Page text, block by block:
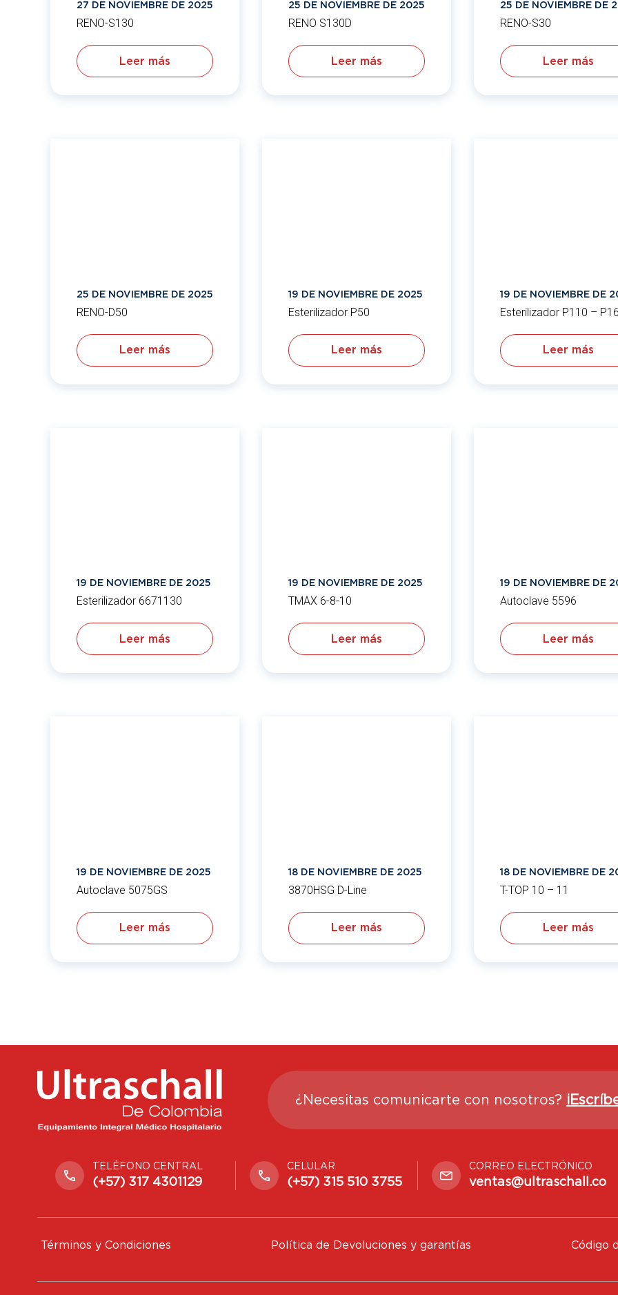
27 DE NOVIEMBRE DE 2025
RENO-S130
Leer más
25 DE NOVIEMBRE DE 2025
RENO S130D
Leer más
25 DE NOVIEMBRE DE
RENO-S30
Leer más
25 DE NOVIEMBRE DE 2025
RENO-D50
Leer más
19 DE NOVIEMBRE DE 2025
Esterilizador P50
Leer más
19 DE NOVIEMBRE DE
Esterilizador P110 –
Leer más
19 DE NOVIEMBRE DE 2025
Esterilizador 6671130
Leer más
19 DE NOVIEMBRE DE 2025
TMAX 6-8-10
Leer más
19 DE NOVIEMBRE DE
Autoclave 5596
Leer más
19 DE NOVIEMBRE DE 2025
Autoclave 5075GS
Leer más
18 DE NOVIEMBRE DE 2025
3870HSG D-Line
Leer más
18 DE NOVIEMBRE DE
T-TOP 10 – 11
Leer más
¿Necesitas comunicarte con nosotros?
TELÉFONO CENTRAL
(+57) 317 4301129
CELULAR
(+57) 315 510 3755
CORREO ELECTRÓNICO
ventas@ultraschall.co
Términos y Condiciones Política de Devoluciones y garantías Código